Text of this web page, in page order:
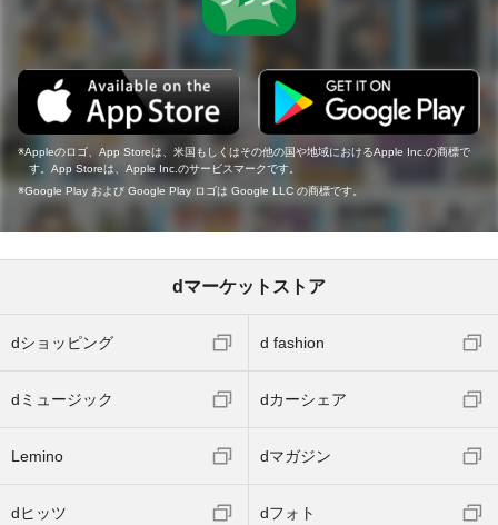
Appleのロゴ、App Storeは、米国もしくはその他の国や地域におけるApple Inc.の商標で
す。App Storeは、Apple Inc.のサービスマークです。
Google Play および Google Play ロゴは Google LLC の商標です。
dマーケットストア
dショッピング d fashion
dミュージック dカーシェア
Lemino dマガジン
dヒッツ dフォト